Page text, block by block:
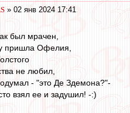
» 02 янв 2024 17:41
был мрачен,
пришла Офелия,
не любил,
- "это Де Здемона?"-
взял ее и задушил! -:)